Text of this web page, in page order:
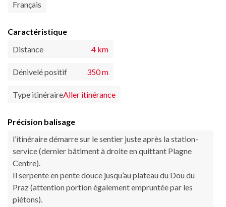
Français
Caractéristique
Distance
4 km
Dénivelé positif 350 m
Type itinéraireAller itinérance
Précision balisage
l’itinéraire démarre sur le sentier juste après la station-
service (dernier bâtiment à droite en quittant Plagne
Centre).
Il serpente en pente douce jusqu’au plateau du Dou du
Praz (attention portion également empruntée par les
piétons).